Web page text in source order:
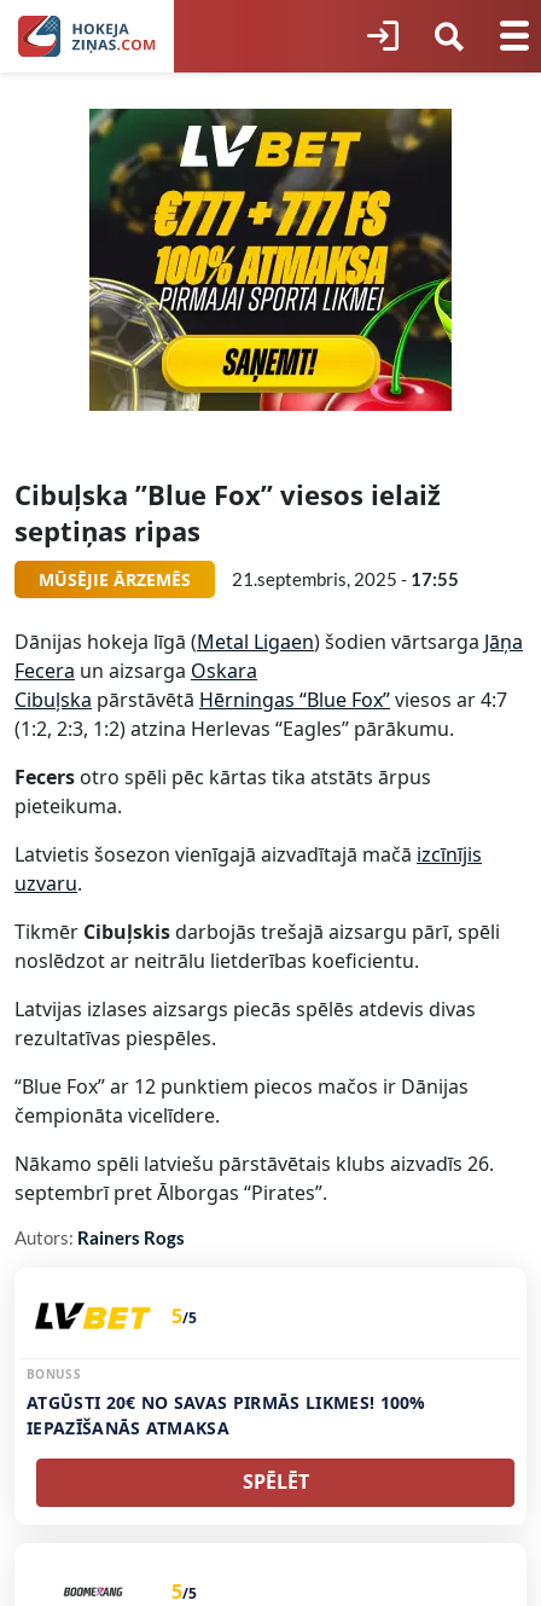
Cibuļska ”Blue Fox” viesos ielaiž
septiņas ripas
MŪSĒJIE ĀRZEMĒS 21.septembris, 2025 - 17:55
Dānijas hokeja līgā (Metal Ligaen) šodien vārtsarga Jāņa
Fecera un aizsarga Oskara
Cibuļska pārstāvētā Hērningas “Blue Fox”viesos ar 4:7
(1:2, 2:3, 1:2) atzina Herlevas “Eagles” pārākumu.
Fecers otro spēli pēc kārtas tika atstāts ārpus
pieteikuma.
Latvietis šosezon vienīgajā aizvadītajā mačā izcīnījis
uzvaru.
Tikmēr Cibuļskisdarbojās trešajā aizsargu pārī, spēli
noslēdzot ar neitrālu lietderības koeficientu.
Latvijas izlases aizsargs piecās spēlēs atdevis divas
rezultatīvas piespēles.
“Blue Fox” ar 12 punktiem piecos mačos ir Dānijas
čempionāta vicelīdere.
Nākamo spēli latviešu pārstāvētais klubs aizvadīs 26.
septembrī pret Ālborgas “Pirates”.
Autors: Rainers Rogs
5/5
BONUSS
ATGŪSTI 20€ NO SAVAS PIRMĀS LIKMES! 100%
IEPAZĪŠANĀS ATMAKSA
SPĒLĒT
5/5